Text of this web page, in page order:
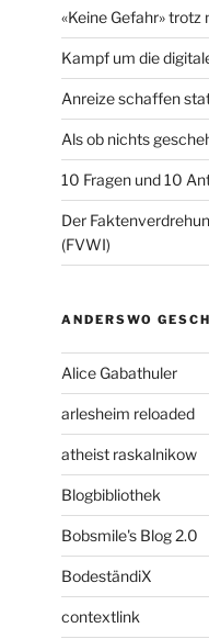
«Keine Gefahr» trotz
Kampf um die
Anreize schaffen
Als ob nichts
10 Fragen und 10
Der
(FVWI)
ANDERSWO
Alice Gabathuler
arlesheim reloaded
atheist raskalnikow
Blogbibliothek
Bobsmile's Blog 2.0
BodeständiX
contextlink